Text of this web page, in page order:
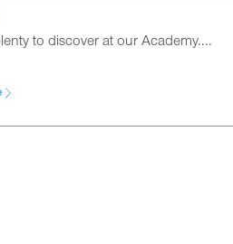
to discover at our Academy....